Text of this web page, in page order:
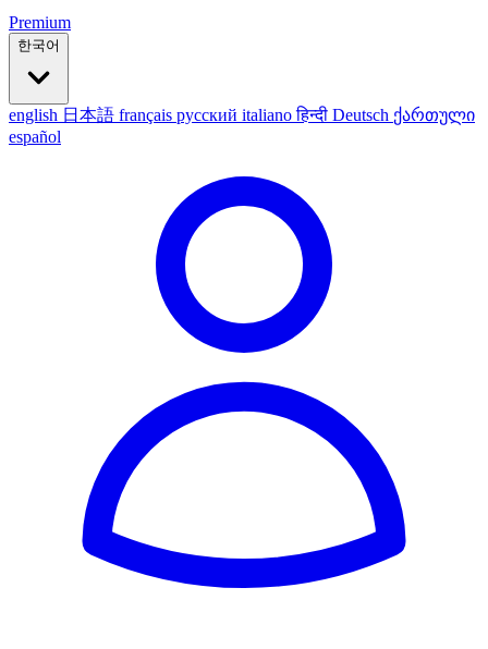
Premium
한국어
english 日本語 français русский italianoहिन्दी Deutsch ქართული
español